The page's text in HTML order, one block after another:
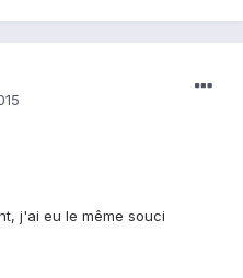
j'ai eu le même souci